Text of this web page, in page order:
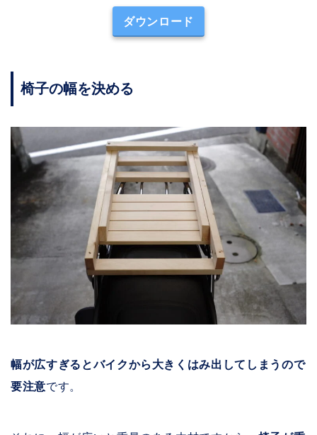
ダウンロード
椅子の幅を決める
幅が広すぎるとバイクから大きくはみ出してしまうので
要注意です。